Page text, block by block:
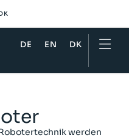
DE EN DK
werden